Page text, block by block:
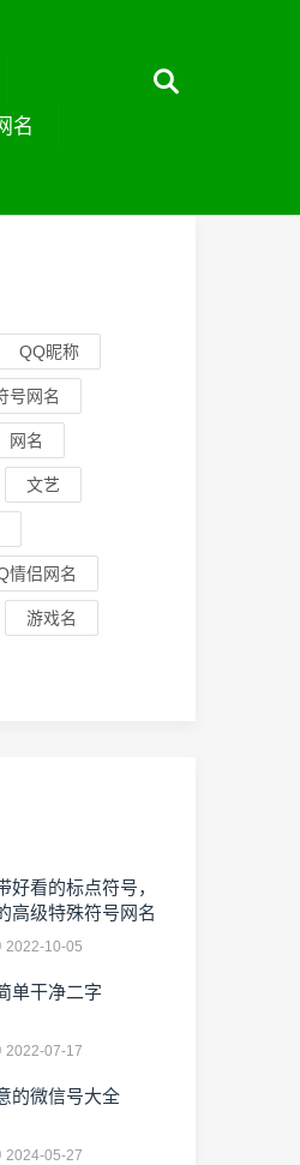
名
QQ昵称
号网名
网名
文艺
情侣网名
游戏名
好看的标点符号，
高级特殊符号网名
2022-10-05
单干净二字
2022-07-17
的微信号大全
2024-05-27